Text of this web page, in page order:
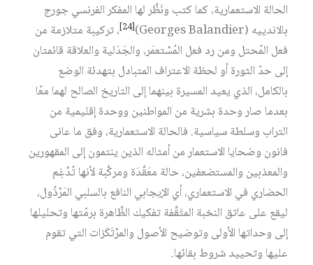
الحالة الاستعمارية، كما كتب ونَظَّر لها المفكر الفرنسي جورج
بالاندييه (Georges Balandier)‏
[24]
، تركيبة متلازمة من
فعل المُحتل ومن رد فعل المُسْتعمَر، والجَدَلية والعلاقة قائمتان
إلى حدّ الثورة أو لحظة الاعتراف المتبادل بتهدئة الوضع
بالكامل، الذي يعيد المسيرة بينهما إلى التاريخ الصالح لهما معًا
بعدما صار وحدة بشرية من المواطنين ووحدة إقليمية من
التراب وسلطة سياسية. فالحالة الاستعمارية، وفق ما عانى
فانون وضحايا الاستعمار من أمثاله الذين ينتمون إلى المقهورين
والمعذبين والمستضعفين، حالة معَقَّدَة ومركَّبة لأنها تُدْغِم
الحضاري في الاستعماري، أي الإيجابي النافع بالسلبي المَرْذُول،
ليقع على عاتق النخبة المثَقَّفة تفكيك الظَّاهرة برمّتها وتحليلها
إلى وحداتها الأولى وتوضيح الأصول والمرْتَكَزات التي تقوم
عليها وتحييد شروط بقائها.